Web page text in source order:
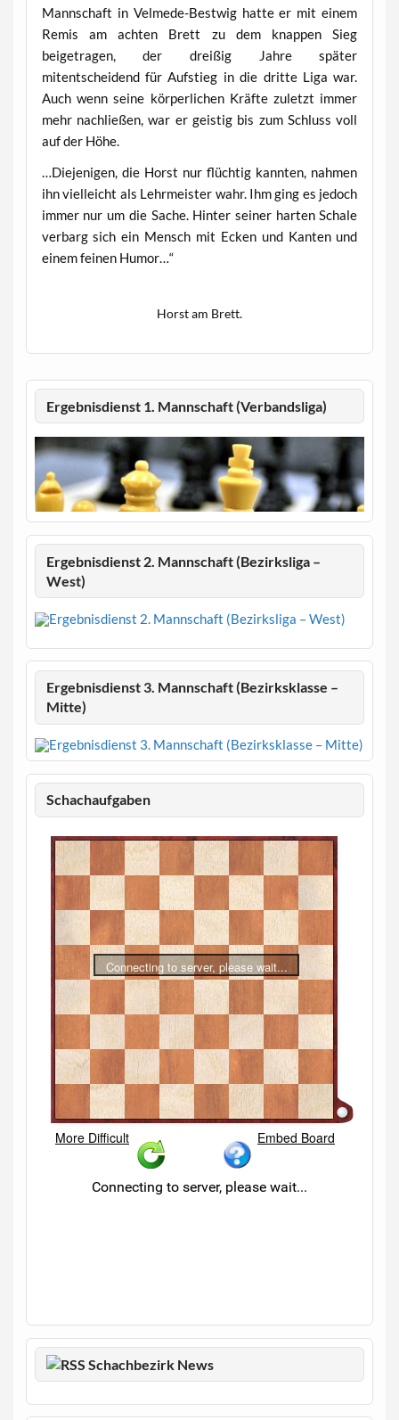
Mannschaft in Velmede-Bestwig hatte er mit einem
Remis am achten Brett zu dem knappen Sieg
beigetragen, der dreißig Jahre später
mitentscheidend für Aufstieg in die dritte Liga war.
Auch wenn seine körperlichen Kräfte zuletzt immer
mehr nachließen, war er geistig bis zum Schluss voll
auf der Höhe.
…Diejenigen, die Horst nur flüchtig kannten, nahmen
ihn vielleicht als Lehrmeister wahr. Ihm ging es jedoch
immer nur um die Sache. Hinter seiner harten Schale
verbarg sich ein Mensch mit Ecken und Kanten und
einem feinen Humor…“
Horst am Brett.
Ergebnisdienst 1. Mannschaft (Verbandsliga)
Ergebnisdienst 2. Mannschaft (Bezirksliga –
West)
Ergebnisdienst 3. Mannschaft (Bezirksklasse –
Mitte)
Schachaufgaben
Schachbezirk News